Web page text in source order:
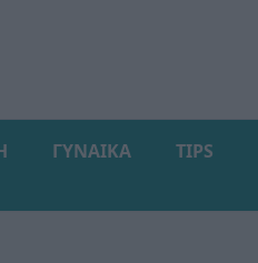
ΓΥΝΑΙΚΑ TIPS